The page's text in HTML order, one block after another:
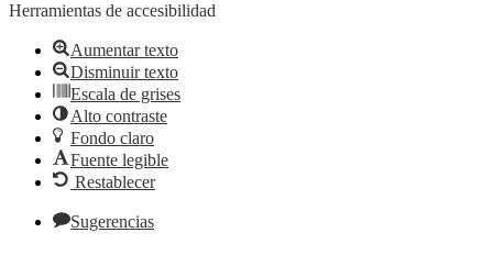
Herramientas de accesibilidad
Aumentar texto
Disminuir texto
Escala de grises
Alto contraste
Fondo claro
Fuente legible
Restablecer
Sugerencias